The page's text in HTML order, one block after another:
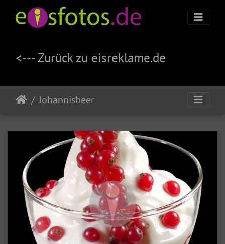
<--- Zurück zu eisreklame.de
Johannisbeer